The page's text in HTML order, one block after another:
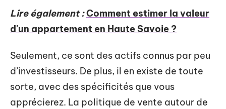
Lire également :Comment estimer la valeur
d'un appartement en Haute Savoie ?
Seulement, ce sont des actifs connus par peu
d’investisseurs. De plus, il en existe de toute
sorte, avec des spécificités que vous
apprécierez. La politique de vente autour de